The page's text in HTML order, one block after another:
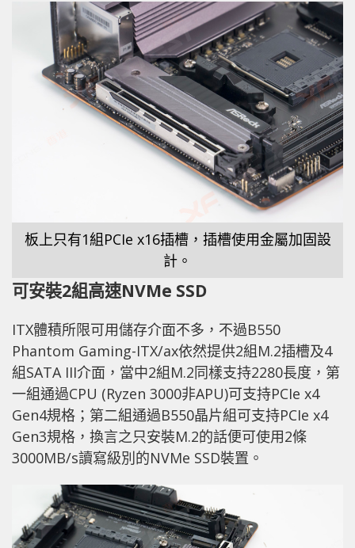
板上只有1組PCIe x16插槽，插槽使用金屬加固設
計。
可安裝2組高速NVMe SSD
ITX體積所限可用儲存介面不多，不過B550
Phantom Gaming-ITX/ax依然提供2組M.2插槽及4
組SATA III介面，當中2組M.2同樣支持2280長度，第
一組通過CPU (Ryzen 3000非APU)可支持PCIe x4
Gen4規格；第二組通過B550晶片組可支持PCIe x4
Gen3規格，換言之只安裝M.2的話便可使用2條
3000MB/s讀寫級別的NVMe SSD裝置。